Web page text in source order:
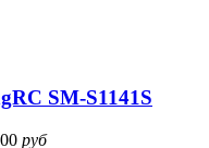
SM-S1141S
руб